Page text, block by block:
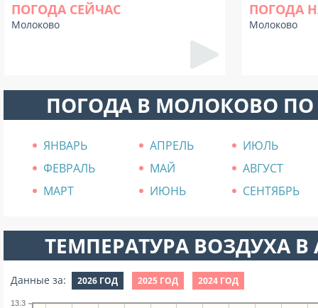
ПОГОДА СЕЙЧАС
Молоково
ПОГОДА
Молоково
ПОГОДА В МОЛОКОВО
ЯНВАРЬ АПРЕЛЬ
ИЮЛЬ
ФЕВРАЛЬ
МАЙ
АВГУСТ
МАРТ
ИЮНЬ СЕНТЯБРЬ
ТЕМПЕРАТУРА ВОЗДУХА В
Данные за: 2026 ГОД 2025 ГОД 2024 ГОД
13.3